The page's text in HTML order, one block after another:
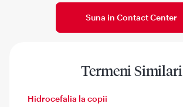
Suna in Contact Center
Termeni Similari
Hidrocefalia la copii